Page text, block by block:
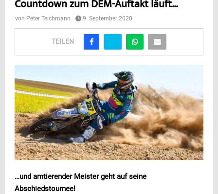
Countdown zum DEM-Auftakt läuft…
von Peter Teichmann 9. September 2020
TEILEN
…und amtierender Meister geht auf seine
Abschiedstournee!